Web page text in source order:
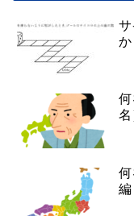
か
何
編